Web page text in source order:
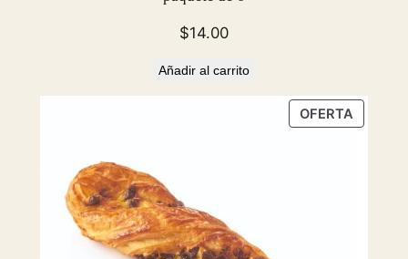
$14.00
Añadir al carrito
OFERTA
EN